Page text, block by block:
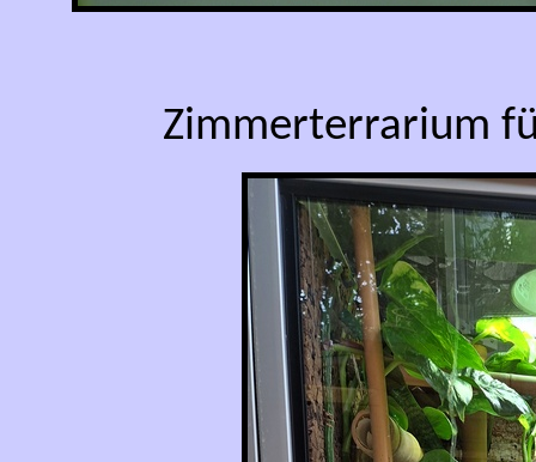
Zimmerterrarium